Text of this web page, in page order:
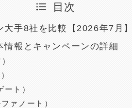
目次
手8社を比較【2026年7月】
情報とキャンペーンの詳細
ト）
ァノート）